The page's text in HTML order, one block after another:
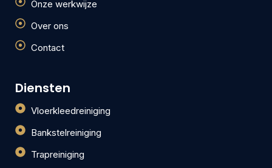
Onze werkwijze
Over ons
Contact
Diensten
Vloerkleedreiniging
Bankstelreiniging
Trapreiniging